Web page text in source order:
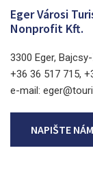
Eger Városi
Nonprofit Kft.
3300 Eger,
+36 36 517 715,
e-mail:
NAPIŠTE